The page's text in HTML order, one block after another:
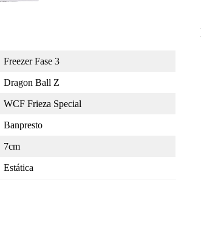
Freezer Fase 3
Dragon Ball Z
WCF Frieza Special
Banpresto
7cm
Estática